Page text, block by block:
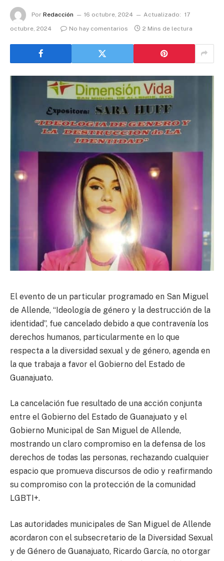
Por Redacción 16 octubre, 2024 Actualizado: 17
octubre, 2024
No hay comentarios 2 Mins de lectura
El evento de un particular programado en San Miguel
de Allende, “Ideología de género y la destrucción de la
identidad”, fue cancelado debido a que contravenía los
derechos humanos, particularmente en lo que
respecta a la diversidad sexual y de género, agenda en
la que trabaja a favor el Gobierno del Estado de
Guanajuato.
La cancelación fue resultado de una acción conjunta
entre el Gobierno del Estado de Guanajuato y el
Gobierno Municipal de San Miguel de Allende,
mostrando un claro compromiso en la defensa de los
derechos de todas las personas, rechazando cualquier
espacio que promueva discursos de odio y reafirmando
su compromiso con la protección de la comunidad
LGBTI+.
Las autoridades municipales de San Miguel de Allende
acordaron con el subsecretario de la Diversidad Sexual
y de Género de Guanajuato, Ricardo García, no otorgar